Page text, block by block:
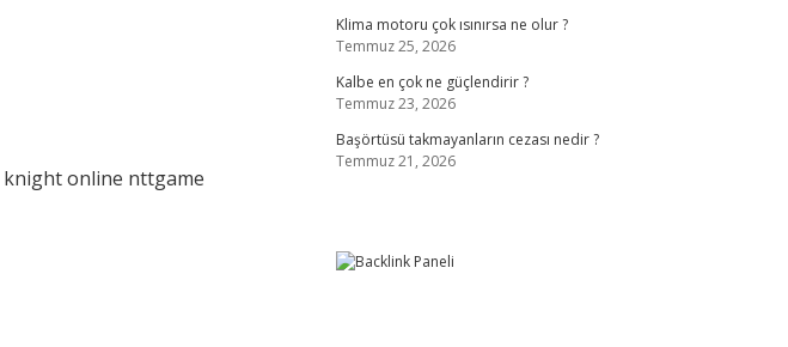
knight online nttgame
Klima motoru çok ısınırsa ne olur ?
Temmuz 25, 2026
Kalbe en çok ne güçlendirir ?
Temmuz 23, 2026
Başörtüsü takmayanların cezası nedir ?
Temmuz 21, 2026